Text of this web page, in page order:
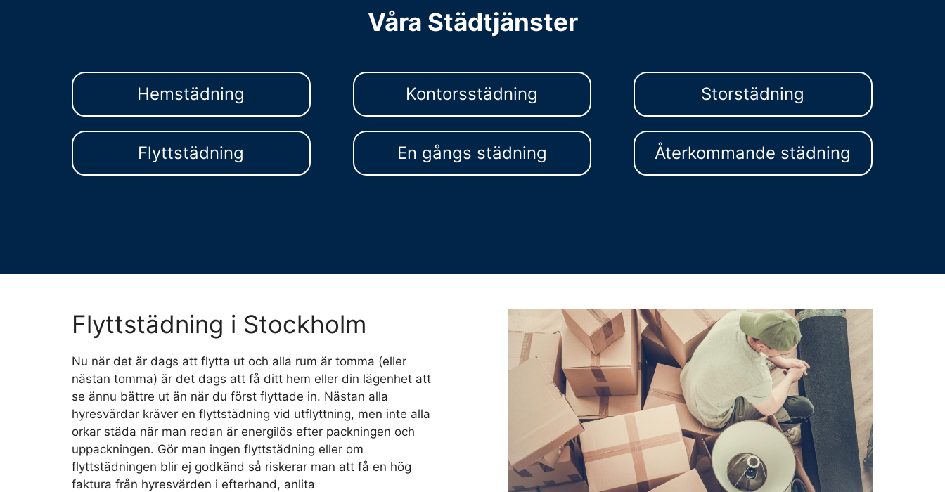
Våra Städtjänster
Hemstädning Kontorsstädning Storstädning
Flyttstädning En gångs städning Återkommande städning
Flyttstädning i Stockholm
Nu när det är dags att flytta ut och alla rum är tomma (eller
nästan tomma) är det dags att få ditt hem eller din lägenhet att
se ännu bättre ut än när du först flyttade in. Nästan alla
hyresvärdar kräver en flyttstädning vid utflyttning, men inte alla
orkar städa när man redan är energilös efter packningen och
uppackningen. Gör man ingen flyttstädning eller om
flyttstädningen blir ej godkänd så riskerar man att få en hög
faktura från hyresvärden i efterhand, anlita